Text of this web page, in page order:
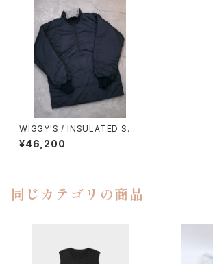
WIGGY'S / INSULATED SHI
RTS
¥46,200
同じカテゴリの商品